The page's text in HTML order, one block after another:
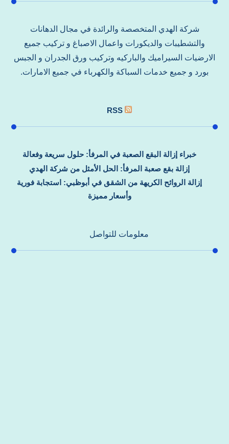
شركة الهدي المتخصصة والرائدة في مجال الدهانات
والتشطيبات والديكورات واعمال الاصباغ و تركيب جميع
الارضيات السيراميك والباركيه وتركيب ورق الجدران و الجبس
بورد و جميع خدمات السباكة والكهرباء في جميع الامارات.
RSS
خبراء إزالة البقع الصعبة في المرفأ: حلول سريعة وفعالة
إزالة بقع صعبة المرفأ: الحل الأمثل من شركة الهدي
إزالة الروائح الكريهة من الشقق في أبوظبي: استجابة فورية
وأسعار مميزة
معلومات للتواصل